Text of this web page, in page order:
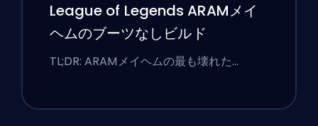
League of Legends ARAMメイ
ヘムのブーツなしビルド
TL;DR: ARAMメイヘムの最も壊れた…